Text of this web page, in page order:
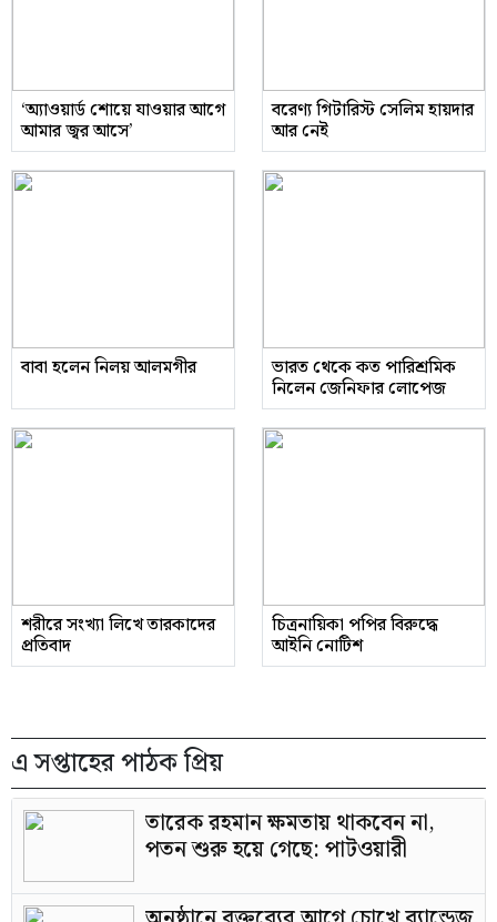
‘অ্যাওয়ার্ড শোয়ে যাওয়ার আগে
আমার জ্বর আসে’
বরেণ্য গিটারিস্ট সেলিম হায়দার
আর নেই
বাবা হলেন নিলয় আলমগীর ভারত থেকে কত পারিশ্রমিক
নিলেন জেনিফার লোপেজ
শরীরে সংখ্যা লিখে তারকাদের
প্রতিবাদ
চিত্রনায়িকা পপির বিরুদ্ধে
আইনি নোটিশ
এ সপ্তাহের পাঠক প্রিয়
তারেক রহমান ক্ষমতায় থাকবেন না,
পতন শুরু হয়ে গেছে: পাটওয়ারী